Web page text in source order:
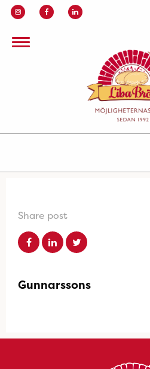
Share post
Gunnarssons